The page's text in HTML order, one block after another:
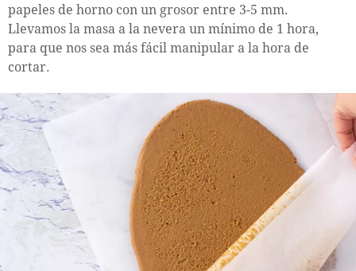
papeles de horno con un grosor entre 3-5 mm.
Llevamos la masa a la nevera un mínimo de 1 hora,
para que nos sea más fácil manipular a la hora de
cortar.